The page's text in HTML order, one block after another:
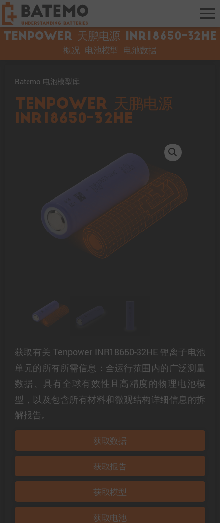
Tenpower 天鹏电源 INR18650-32HE
概况 电池模型 电池数据
Batemo 电池模型库
Tenpower 天鹏电源
INR18650-32HE
获取有关 Tenpower INR18650-32HE 锂离子电池
单元的所有所需信息：全运行范围内的广泛测量
数据、具有全球有效性且高精度的物理电池模
型，以及包含所有材料和微观结构详细信息的拆
解报告。
获取数据
获取报告
获取模型
获取电池